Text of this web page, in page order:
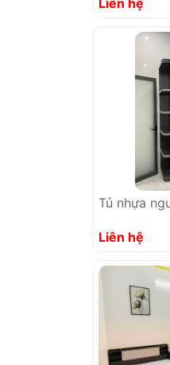
Liên hệ
Tủ nhựa
Liên hệ